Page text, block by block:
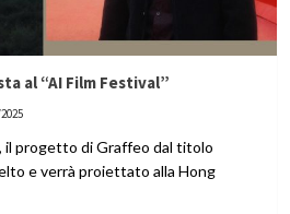
al “AI Film Festival”
il progetto di Graffeo dal titolo
e verrà proiettato alla Hong